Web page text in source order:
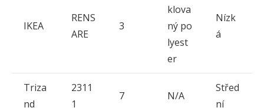
IKEA
RENS
ARE
3
klova
ný po
lyest
er
Nízk
á
Triza
nd
2311
1
7 N/A
Střed
ní